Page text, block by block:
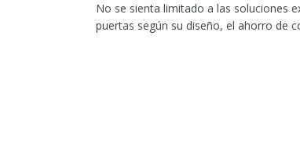
No se sienta limitado a las soluciones
puertas según su diseño, el ahorro de